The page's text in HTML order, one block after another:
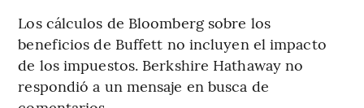
Los cálculos de Bloomberg sobre los
beneficios de Buffett no incluyen el impacto
de los impuestos. Berkshire Hathaway no
respondió a un mensaje en busca de